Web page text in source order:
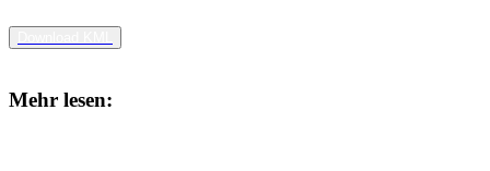
Mehr lesen: